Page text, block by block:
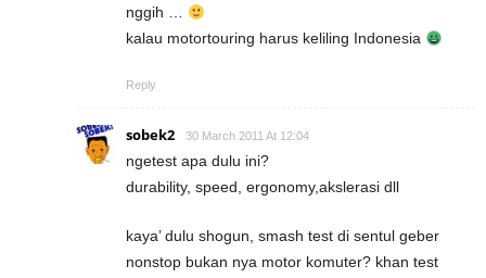
nggih …
kalau motortouring harus keliling Indonesia
Reply
sobek2 30 March 2011 At 12:04
ngetest apa dulu ini?
durability, speed, ergonomy,akslerasi dll
kaya’ dulu shogun, smash test di sentul geber
nonstop bukan nya motor komuter? khan test